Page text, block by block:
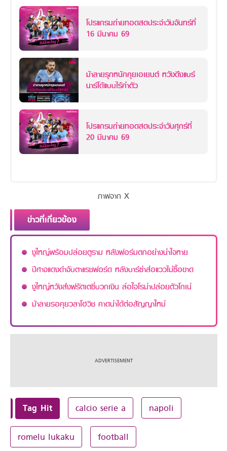
โปรแกรมถ่ายทอดสดประจำวันจันทร์ที่
16 มีนาคม 69
ม้าลายรุกหนักคุยเอเยนต์ หวังดึงแบร์
นาร์โด้แบบไร้ค่าตัว
โปรแกรมถ่ายทอดสดประจำวันศุกร์ที่
20 มีนาคม 69
ภาพจาก X
ข่าวที่เกี่ยวข้อง
งูใหญ่พร้อมปล่อยตูราม หลังฟอร์มตกอย่างน่าใจหาย
ปีศาจแดงดำจับตาแรชฟอร์ด หลังบาร์ซ่าส่อแววไม่ซื้อขาด
งูใหญ่หวังส่งฟรัตเตซี่บวกเงิน ล่อใจโรม่าปล่อยตัวโกเน่
ม้าลายรอคุยวลาโฮวิช คาดน่าได้ต่อสัญญาใหม่
Tag Hit calcio serie a napoli
romelu lukaku football